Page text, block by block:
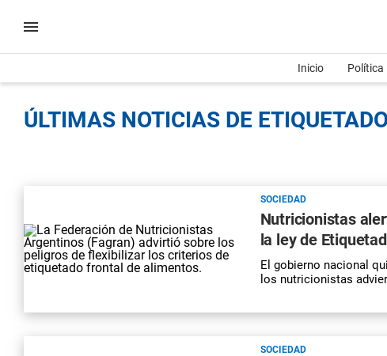
Inicio Política
ÚLTIMAS NOTICIAS DE
SOCIEDAD
Nutricionistas
la ley de
El gobierno nacional
los nutricionistas
SOCIEDAD